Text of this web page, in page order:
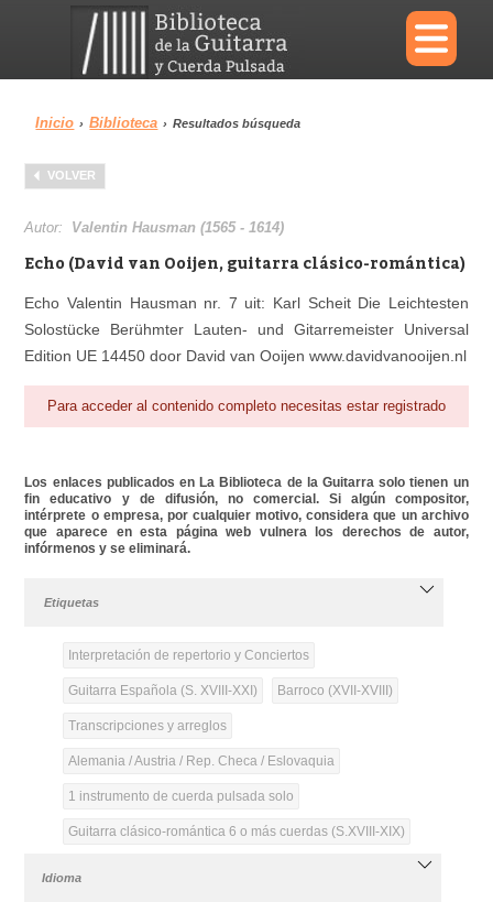
×
Menu
Biblioteca
Área personal Reproductor
Inicio › Biblioteca › Resultados búsqueda
VOLVER
Autor: Valentin Hausman (1565 - 1614)
Echo (David van Ooijen, guitarra clásico-romántica)
Echo Valentin Hausman nr. 7 uit: Karl Scheit Die Leichtesten
Solostücke Berühmter Lauten- und Gitarremeister Universal
Edition UE 14450 door David van Ooijen www.davidvanooijen.nl
Para acceder al contenido completo necesitas estar registrado
Los enlaces publicados en La Biblioteca de la Guitarra solo tienen un
fin educativo y de difusión, no comercial. Si algún compositor,
intérprete o empresa, por cualquier motivo, considera que un archivo
que aparece en esta página web vulnera los derechos de autor,
infórmenos y se eliminará.
Etiquetas
Interpretación de repertorio y Conciertos
Guitarra Española (S. XVIII-XXI) Barroco (XVII-XVIII)
Transcripciones y arreglos
Alemania / Austria / Rep. Checa / Eslovaquia
1 instrumento de cuerda pulsada solo
Guitarra clásico-romántica 6 o más cuerdas (S.XVIII-XIX)
Idioma